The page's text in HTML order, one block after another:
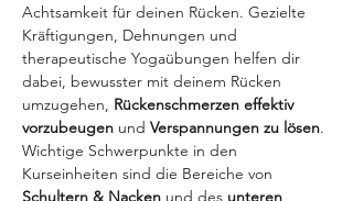
Achtsamkeit für deinen Rücken. Gezielte
Kräftigungen, Dehnungen und
therapeutische Yogaübungen helfen dir
dabei, bewusster mit deinem Rücken
umzugehen, Rückenschmerzen effektiv
vorzubeugen und Verspannungen zu lösen.
Wichtige Schwerpunkte in den
Kurseinheiten sind die Bereiche von
Schultern & Nacken und des unteren